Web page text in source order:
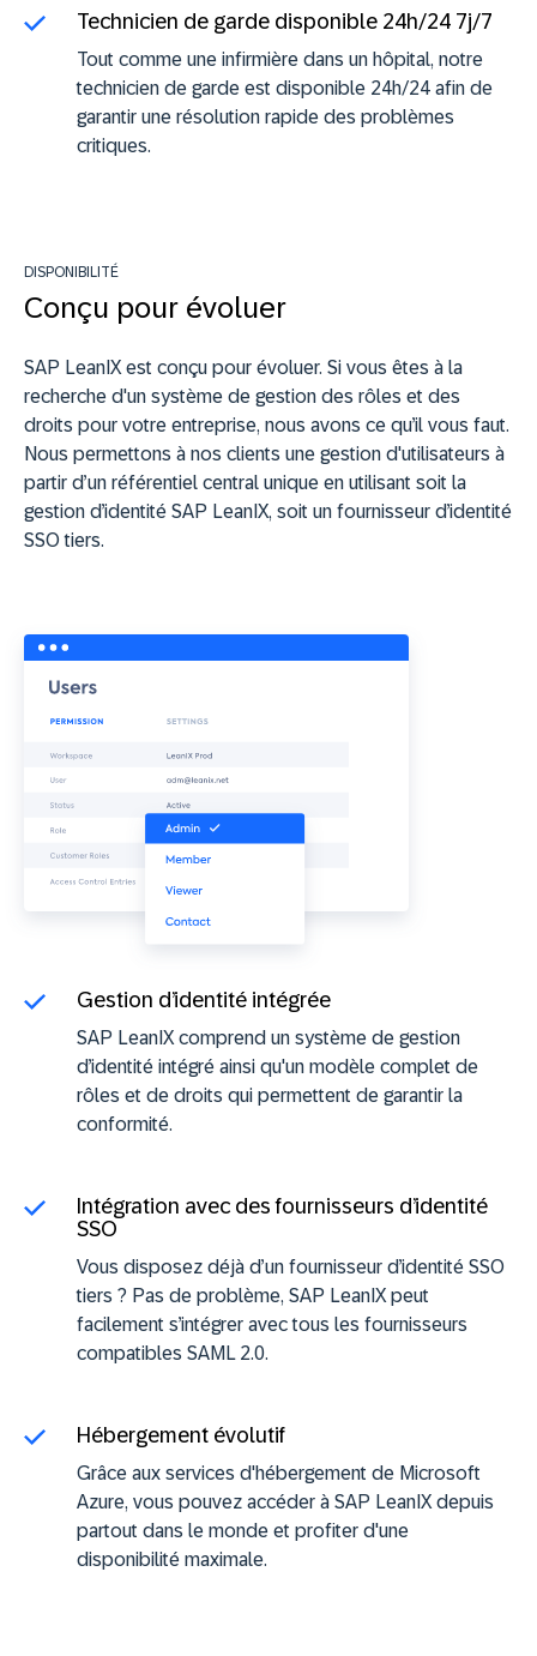
Technicien de garde disponible 24h/24 7j/7
Tout comme une infirmière dans un hôpital, notre
technicien de garde est disponible 24h/24 afin de
garantir une résolution rapide des problèmes
critiques.
DISPONIBILITÉ
Conçu pour évoluer
SAP LeanIX est conçu pour évoluer. Si vous êtes à la
recherche d'un système de gestion des rôles et des
droits pour votre entreprise, nous avons ce qu’il vous faut.
Nous permettons à nos clients une gestion d'utilisateurs à
partir d’un référentiel central unique en utilisant soit la
gestion d’identité SAP LeanIX, soit un fournisseur d’identité
SSO tiers.
Gestion d’identité intégrée
SAP LeanIX comprend un système de gestion
d’identité intégré ainsi qu'un modèle complet de
rôles et de droits qui permettent de garantir la
conformité.
Intégration avec des fournisseurs d’identité
SSO
Vous disposez déjà d’un fournisseur d’identité SSO
tiers ? Pas de problème, SAP LeanIX peut
facilement s’intégrer avec tous les fournisseurs
compatibles SAML 2.0.
Hébergement évolutif
Grâce aux services d'hébergement de Microsoft
Azure, vous pouvez accéder à SAP LeanIX depuis
partout dans le monde et profiter d'une
disponibilité maximale.